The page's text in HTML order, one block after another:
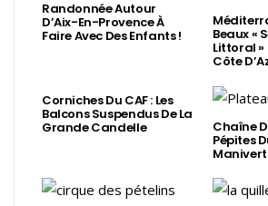
Randonnée Autour
D’Aix-En-Provence À
Faire Avec Des Enfants ! Beaux «
Littoral »
Côte
Corniches Du CAF : Les
Balcons Suspendus De La
Grande Candelle Chaîne
Pépites
Manivert